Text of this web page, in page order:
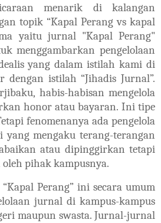
menarik di kalangan
topik “Kapal Perang vs kapal
yaitu jurnal "Kapal Perang"
menggambarkan pengelolaan
yang dalam istilah kami di
dengan istilah “Jihadis Jurnal”.
habis-habisan mengelola
honor atau bayaran. Ini tipe
fenomenanya ada pengelola
mengaku terang-terangan
atau dipinggirkan tetapi
pihak kampusnya.
Perang” ini secara umum
jurnal di kampus-kampus
maupun swasta. Jurnal-jurnal